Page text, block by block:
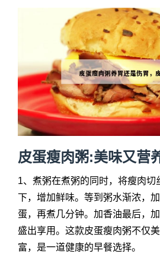
皮蛋瘦肉粥:美味又营
1、煮粥在煮粥的同时，将瘦肉切
下，增加鲜味。等到粥水渐浓，
蛋，再煮几分钟。加香油最后，
盛出享用。这款皮蛋瘦肉粥不仅
富，是一道健康的早餐选择。